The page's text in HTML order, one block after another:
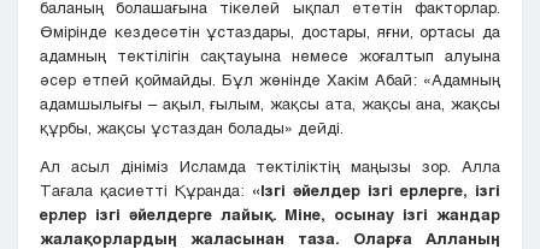
баланың болашағына тікелей ықпал ететін факторлар.
Өмірінде кездесетін ұстаздары, достары, яғни, ортасы да
адамның тектілігін сақтауына немесе жоғалтып алуына
әсер етпей қоймайды. Бұл жөнінде Хакім Абай: «Адамның
адамшылығы – ақыл, ғылым, жақсы ата, жақсы ана, жақсы
құрбы, жақсы ұстаздан болады» дейді.
Ал асыл дініміз Исламда тектіліктің маңызы зор. Алла
Тағала қасиетті Құранда: «Ізгі әйелдер ізгі ерлерге, ізгі
ерлер ізгі әйелдерге лайық. Міне, осынау ізгі жандар
жалақорлардың жаласынан таза. Оларға Алланың